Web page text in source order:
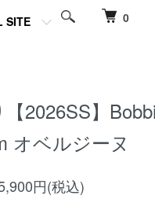
0
SITE
2026SS】
オベルジーヌ
円(税込)